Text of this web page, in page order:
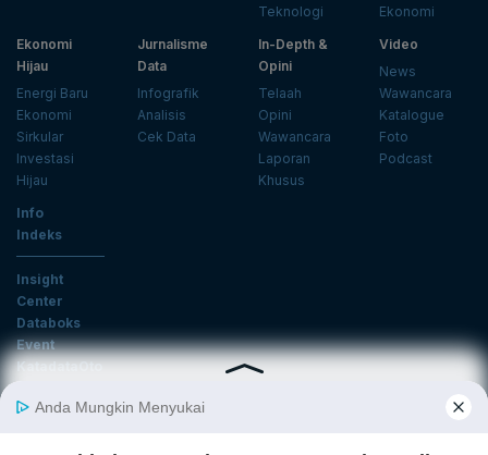
Teknologi
Ekonomi
Ekonomi
Hijau
Energi Baru
Ekonomi
Sirkular
Investasi
Hijau
Jurnalisme
Data
Infografik
Analisis
Cek Data
In-Depth &
Opini
Telaah
Opini
Wawancara
Laporan
Khusus
Video
News
Wawancara
Katalogue
Foto
Podcast
Info
Indeks
Insight
Center
Databoks
Event
KatadataOto